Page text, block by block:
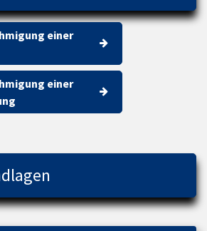
einer
einer